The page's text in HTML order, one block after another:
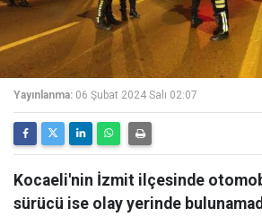
Yayınlanma: 06 Şubat 2024 Salı 02:07
Kocaeli'nin İzmit ilçesinde
sürücü ise olay yerinde